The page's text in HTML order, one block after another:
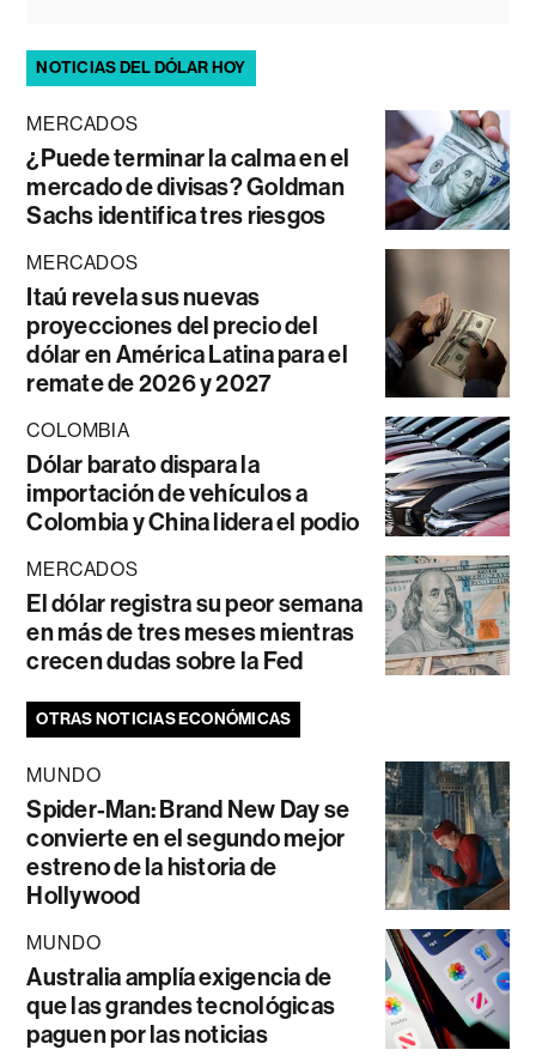
NOTICIAS DEL DÓLAR HOY
MERCADOS
¿Puede terminar la calma en el
mercado de divisas? Goldman
Sachs identifica tres riesgos
MERCADOS
Itaú revela sus nuevas
proyecciones del precio del
dólar en América Latina para el
remate de 2026 y 2027
COLOMBIA
Dólar barato dispara la
importación de vehículos a
Colombia y China lidera el podio
MERCADOS
El dólar registra su peor semana
en más de tres meses mientras
crecen dudas sobre la Fed
OTRAS NOTICIAS ECONÓMICAS
MUNDO
Spider-Man: Brand New Day se
convierte en el segundo mejor
estreno de la historia de
Hollywood
MUNDO
Australia amplía exigencia de
que las grandes tecnológicas
paguen por las noticias